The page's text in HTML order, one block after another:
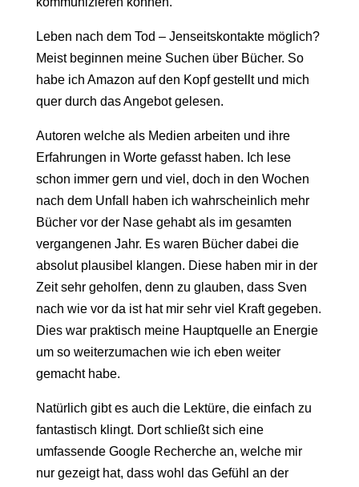
Leben nach dem Tod – Jenseitskontakte möglich?
Meist beginnen meine Suchen über Bücher. So
habe ich Amazon auf den Kopf gestellt und mich
quer durch das Angebot gelesen.
Autoren welche als Medien arbeiten und ihre
Erfahrungen in Worte gefasst haben. Ich lese
schon immer gern und viel, doch in den Wochen
nach dem Unfall haben ich wahrscheinlich mehr
Bücher vor der Nase gehabt als im gesamten
vergangenen Jahr. Es waren Bücher dabei die
absolut plausibel klangen. Diese haben mir in der
Zeit sehr geholfen, denn zu glauben, dass Sven
nach wie vor da ist hat mir sehr viel Kraft gegeben.
Dies war praktisch meine Hauptquelle an Energie
um so weiterzumachen wie ich eben weiter
gemacht habe.
Natürlich gibt es auch die Lektüre, die einfach zu
fantastisch klingt. Dort schließt sich eine
umfassende Google Recherche an, welche mir
nur gezeigt hat, dass wohl das Gefühl an der